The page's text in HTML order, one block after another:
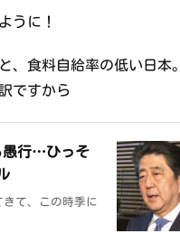
ように！
、食料自給率の低い日本。
ですから
愚行…ひっそ
て、この時季に